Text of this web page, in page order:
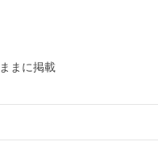
まに掲載